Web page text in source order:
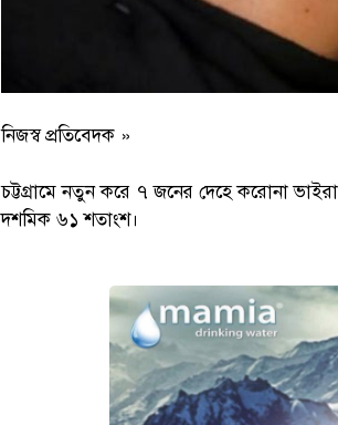
নিজস্ব প্রতিবেদক »
চট্টগ্রামে নতুন করে ৭ জনের দেহে করোনা
দশমিক ৬১ শতাংশ।